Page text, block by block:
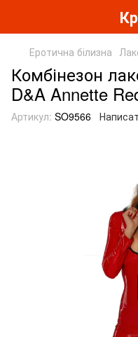
Еротична білизна
Комбінезон
D&A Annette
Артикул: SO9566